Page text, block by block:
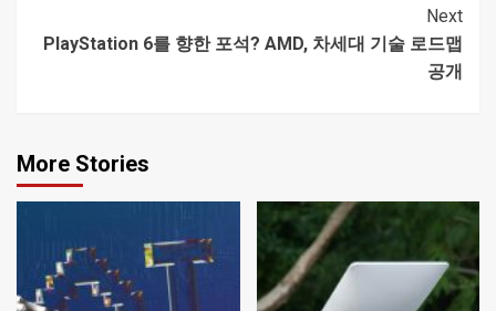
Next
PlayStation 6를 향한 포석? AMD, 차세대 기술 로드맵
공개
More Stories